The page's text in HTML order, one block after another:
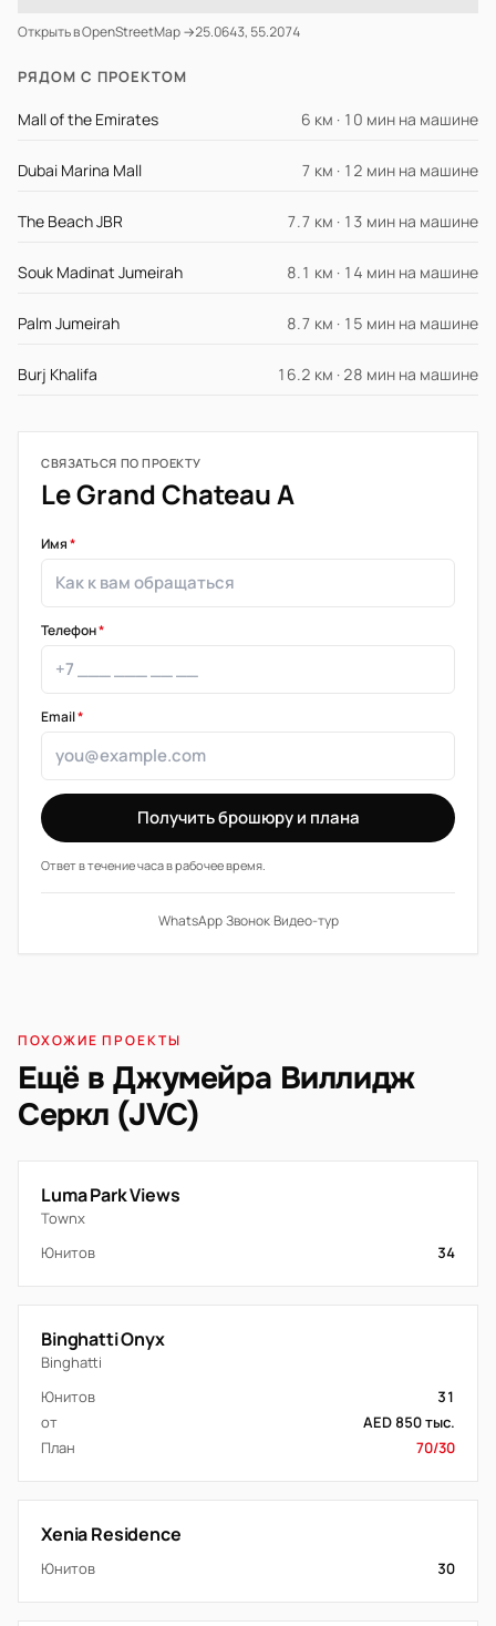
Открыть в OpenStreetMap →25.0643, 55.2074
РЯДОМ С ПРОЕКТОМ
Mall of the Emirates 6 км · 10 мин на машине
Dubai Marina Mall 7 км · 12 мин на машине
The Beach JBR 7.7 км · 13 мин на машине
Souk Madinat Jumeirah 8.1 км · 14 мин на машине
Palm Jumeirah 8.7 км · 15 мин на машине
Burj Khalifa 16.2 км · 28 мин на машине
СВЯЗАТЬСЯ ПО ПРОЕКТУ
Le Grand Chateau A
Имя*
Телефон*
Email*
Получить брошюру и плана
Ответ в течение часа в рабочее время.
WhatsApp·Звонок·Видео-тур
ПОХОЖИЕ ПРОЕКТЫ
Ещё в Джумейра Виллидж
Серкл (JVC)
Luma Park Views
Townx
Юнитов
34
Binghatti Onyx
Binghatti
Юнитов
31
от
AED 850 тыс.
План
70/30
Xenia Residence
Юнитов 30